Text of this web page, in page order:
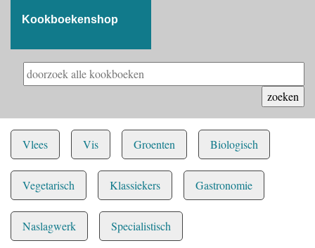
Kookboekenshop
Vlees Vis Groenten Biologisch
Vegetarisch Klassiekers Gastronomie
Naslagwerk Specialistisch